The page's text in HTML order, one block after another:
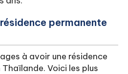
permanente
à avoir une résidence
Voici les plus